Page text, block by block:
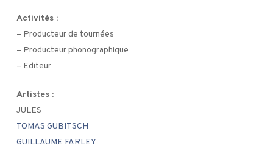
Activités :
– Producteur de tournées
– Producteur phonographique
– Editeur
Artistes :
JULES
TOMAS GUBITSCH
GUILLAUME FARLEY